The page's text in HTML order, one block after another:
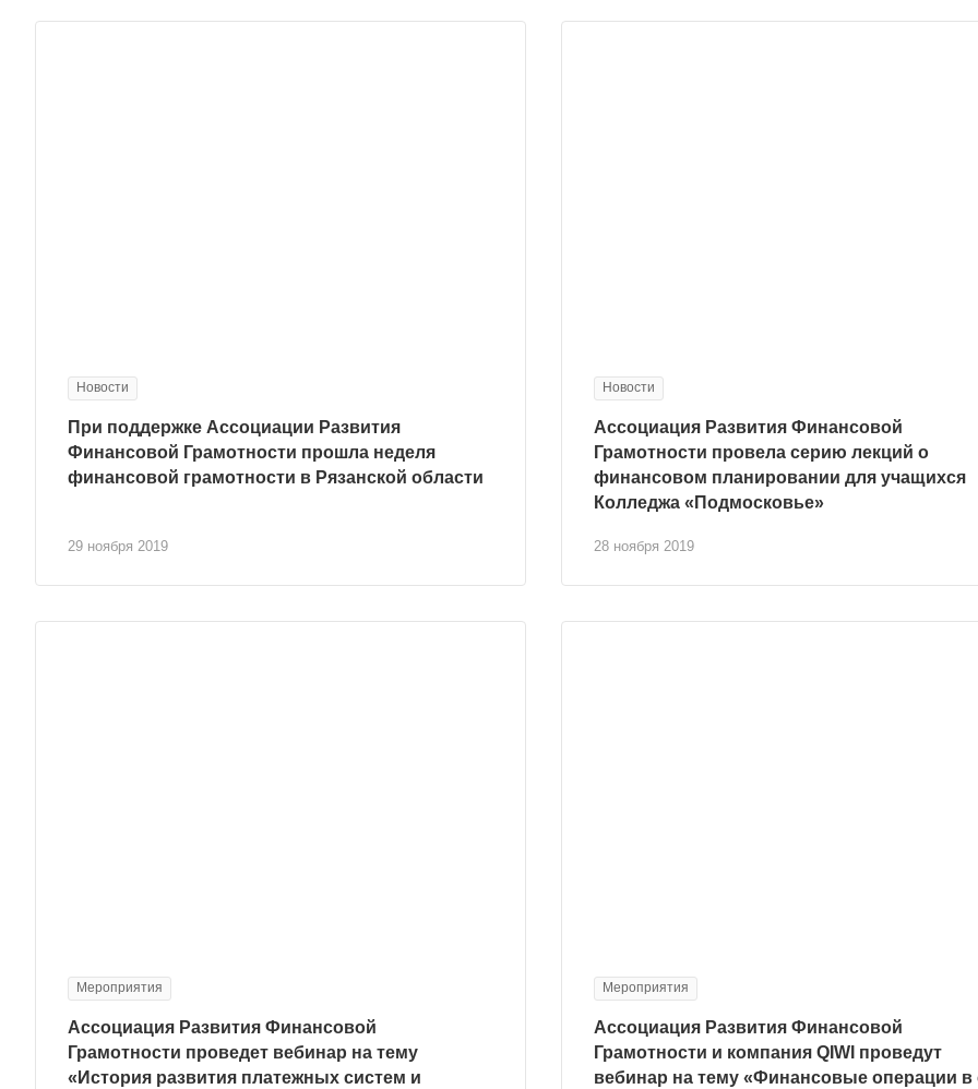
Новости
29 ноября 2019
При поддержке Ассоциации Развития
Финансовой Грамотности прошла неделя
финансовой грамотности в Рязанской области
Новости
28 ноября 2019
Ассоциация Развития Финансовой
Грамотности провела серию лекций о
финансовом планировании для учащихся
Колледжа «Подмосковье»
Мероприятия
Ассоциация Развития Финансовой
Грамотности проведет вебинар на тему
«История развития платежных систем и
Мероприятия
Ассоциация Развития Финансовой
Грамотности и компания QIWI проведут
вебинар на тему «Финансовые операции в